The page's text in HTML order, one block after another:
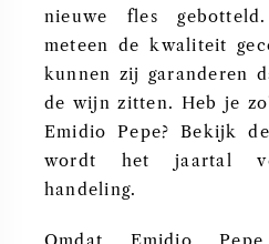
nieuwe fles
meteen de kwaliteit
kunnen zij garanderen
de wijn zitten. Heb je
Emidio Pepe? Bekijk
wordt het jaartal
handeling.